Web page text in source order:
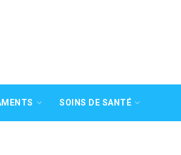
SOINS DE SANTÉ